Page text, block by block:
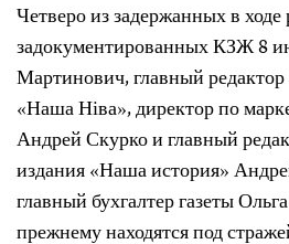
Четверо из задержанных в ходе
задокументированных КЗЖ 8
Мартинович, главный
«Наша Ніва», директор по
Андрей Скурко и главный
издания «Наша история»
главный бухгалтер газеты
прежнему находятся под